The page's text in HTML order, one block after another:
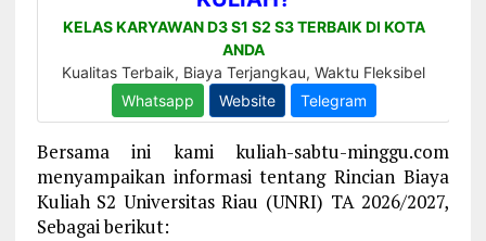
Bersama ini kami kuliah-sabtu-minggu.com
menyampaikan informasi tentang Rincian Biaya
Kuliah S2 Universitas Riau (UNRI) TA 2026/2027,
Sebagai berikut: